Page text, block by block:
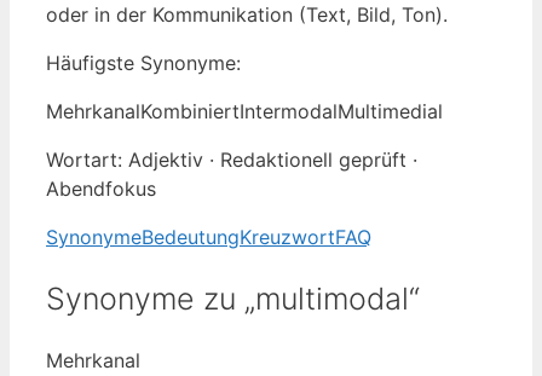
oder in der Kommunikation (Text, Bild, Ton).
Häufigste Synonyme:
MehrkanalKombiniertIntermodalMultimedial
Wortart: Adjektiv · Redaktionell geprüft ·
Abendfokus
SynonymeBedeutungKreuzwortFAQ
Synonyme zu „multimodal“
Mehrkanal